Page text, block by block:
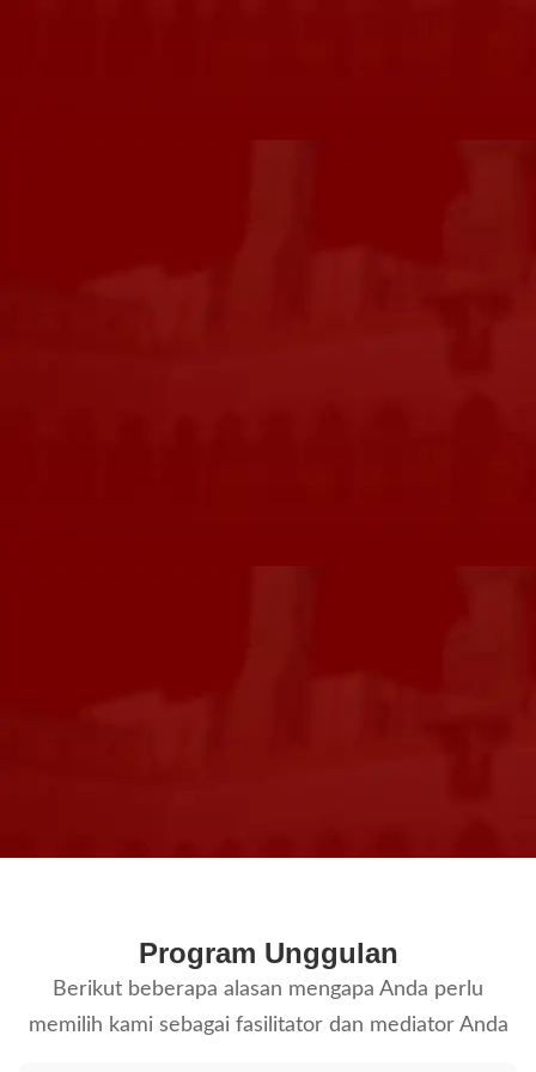
Program Unggulan
Berikut beberapa alasan mengapa Anda perlu
memilih kami sebagai fasilitator dan mediator Anda